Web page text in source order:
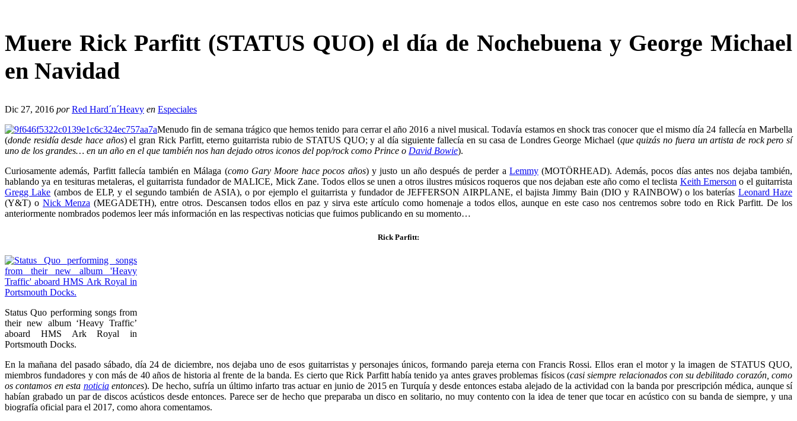
Muere Rick Parfitt (STATUS QUO) el día de Nochebuena y George Michael
en Navidad
Dic 27, 2016 por Red Hard´n´Heavy en Especiales
Menudo fin de semana trágico que hemos tenido para cerrar el año 2016 a nivel musical. Todavía estamos en shocktras conocer que el mismo día 24 fallecía en Marbella
(donde residía desde hace años) el gran Rick Parfitt, eterno guitarrista rubio de STATUS QUO; y al día siguiente fallecía en su casa de Londres George Michael (que quizás no fuera un artista de rock pero sí
uno de los grandes… en un año en el que también nos han dejado otros iconos del pop/rock como Prince o David Bowie).
Curiosamente además, Parfitt fallecía también en Málaga (como Gary Moore hace pocos años) y justo un año después de perder a Lemmy(MOTÖRHEAD). Además, pocos días antes nos dejaba también,
hablando ya en tesituras metaleras, el guitarrista fundador de MALICE, Mick Zane. Todos ellos se unen a otros ilustres músicos roqueros que nos dejaban este año como el teclista Keith Emerson o el guitarrista
Gregg Lake (ambos de ELP, y el segundo también de ASIA), o por ejemplo el guitarrista y fundador de JEFFERSON AIRPLANE, el bajista Jimmy Bain (DIO y RAINBOW) o los baterías Leonard Haze
(Y&T) o Nick Menza (MEGADETH), entre otros. Descansen todos ellos en paz y sirva este artículo como homenaje a todos ellos, aunque en este caso nos centremos sobre todo en Rick Parfitt. De los
anteriormente nombrados podemos leer más información en las respectivas noticias que fuimos publicando en su momento…
Rick Parfitt:
Status Quo performing songs from
their new album ‘Heavy Traffic’
aboard HMS Ark Royal in
Portsmouth Docks.
En la mañana del pasado sábado, día 24 de diciembre, nos dejaba uno de esos guitarristas y personajes únicos, formando pareja eterna con Francis Rossi. Ellos eran el motor y la imagen de STATUS QUO,
miembros fundadores y con más de 40 años de historia al frente de la banda. Es cierto que Rick Parfitt había tenido ya antes graves problemas físicos (casi siempre relacionados con su debilitado corazón, como
os contamos en esta noticiaentonces). De hecho, sufría un último infarto tras actuar en junio de 2015 en Turquía y desde entonces estaba alejado de la actividad con la banda por prescripción médica, aunque sí
habían grabado un par de discos acústicos desde entonces. Parece ser de hecho que preparaba un disco en solitario, no muy contento con la idea de tener que tocar en acústico con su banda de siempre, y una
biografía oficial para el 2017, como ahora comentamos.